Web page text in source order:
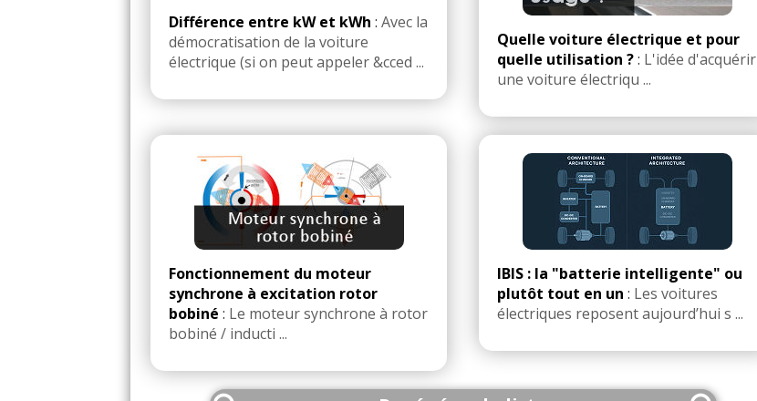
Différence entre kW et kWh : Avec la
démocratisation de la voiture
électrique (si on peut appeler &cced ...
Quelle voiture électrique et pour
quelle utilisation ?: L'idée d'acquérir
une voiture électriqu ...
Fonctionnement du moteur
synchrone à excitation rotor
bobiné : Le moteur synchrone à rotor
bobiné / inducti ...
IBIS : la "batterie intelligente" ou
plutôt tout en un : Les voitures
électriques reposent aujourd’hui s ...